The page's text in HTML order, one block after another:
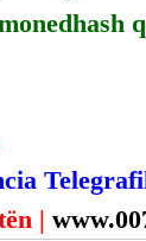
|